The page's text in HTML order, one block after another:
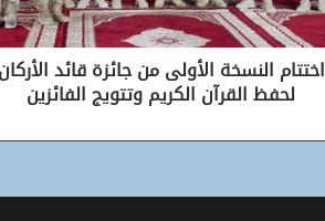
شبكة التساقطات المطرية في
الحوض الشرقي وكوركول (الجمعة)
سنوات الماضية أرست أسساً لاقتصاد
اختتام النسخة الأولى من جائزة قائد الأركان
لحفظ القرآن الكريم وتتويج الفائزين